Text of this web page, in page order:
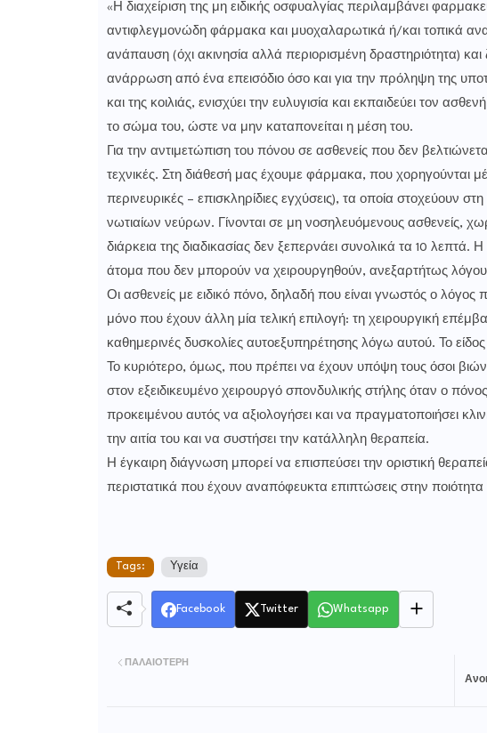
«Η διαχείριση της μη ειδικής οσφυαλγίας περιλαμβάνει
αντιφλεγμονώδη φάρμακα και μυοχαλαρωτικά ή/και τοπικά
ανάπαυση (όχι ακινησία αλλά περιορισμένη δραστηριότητα)
ανάρρωση από ένα επεισόδιο όσο και για την πρόληψη της
και της κοιλιάς, ενισχύει την ευλυγισία και εκπαιδεύει τον
το σώμα του, ώστε να μην καταπονείται η μέση του.
Για την αντιμετώπιση του πόνου σε ασθενείς που δεν
τεχνικές. Στη διάθεσή μας έχουμε φάρμακα, που χορηγούνται
περινευρικές – επισκληρίδιες εγχύσεις), τα οποία στοχεύουν
νωτιαίων νεύρων. Γίνονται σε μη νοσηλευόμενους ασθενείς,
διάρκεια της διαδικασίας δεν ξεπερνάει συνολικά τα 10
άτομα που δεν μπορούν να χειρουργηθούν, ανεξαρτήτως
Οι ασθενείς με ειδικό πόνο, δηλαδή που είναι γνωστός ο λόγος
μόνο που έχουν άλλη μία τελική επιλογή: τη χειρουργική
καθημερινές δυσκολίες αυτοεξυπηρέτησης λόγω αυτού. Το
Το κυριότερο, όμως, που πρέπει να έχουν υπόψη τους όσοι
στον εξειδικευμένο χειρουργό σπονδυλικής στήλης όταν ο
προκειμένου αυτός να αξιολογήσει και να πραγματοποιήσει
την αιτία του και να συστήσει την κατάλληλη θεραπεία.
Η έγκαιρη διάγνωση μπορεί να επισπεύσει την οριστική
περιστατικά που έχουν αναπόφευκτα επιπτώσεις στην
Tags: Υγεία
Facebook Twitter Whatsapp
ΠΑΛΑΙΌΤΕΡΗ